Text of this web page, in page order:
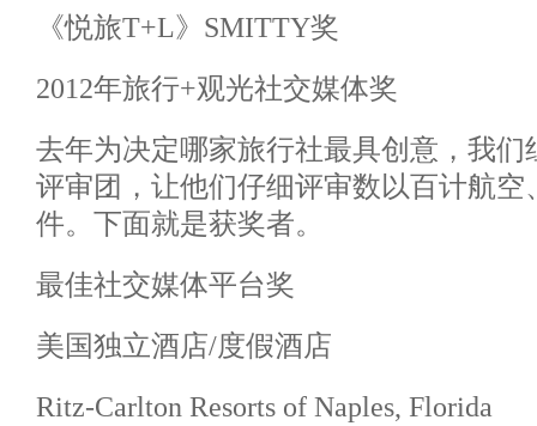
《悦旅T+L》SMITTY奖
2012年旅行+观光社交媒体奖
去年为决定哪家旅行社最具创意，我
评审团，让他们仔细评审数以百计航空
件。下面就是获奖者。
最佳社交媒体平台奖
美国独立酒店/度假酒店
Ritz-Carlton Resorts of Naples, Florida